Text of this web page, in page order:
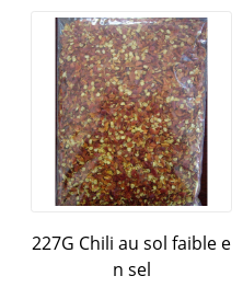
227G Chili au sol faible e
n sel